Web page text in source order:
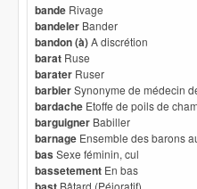
bande Rivage
bandeler Bander
bandon (à)A discrétion
barat Ruse
barater Ruser
barbierSynonyme de médecin
bardache Etoffe de poils de
barguigner Babiller
barnage Ensemble des barons
bas Sexe féminin, cul
bassetement En bas
Bâtard (Péjoratif)